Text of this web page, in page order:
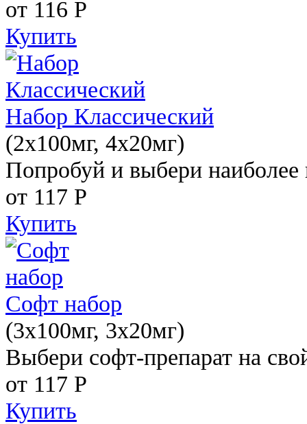
от 116 Р
Купить
Набор Классический
(2x100мг, 4x20мг)
Попробуй и выбери наиболее
от 117 Р
Купить
Софт набор
(3x100мг, 3x20мг)
Выбери софт-препарат на
от 117 Р
Купить